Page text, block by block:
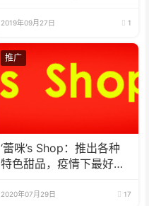
2019年09月27日 1
推广
‘蕾咪’s Shop：推出各种
特色甜品，疫情下最好的
2020年07月29日 17